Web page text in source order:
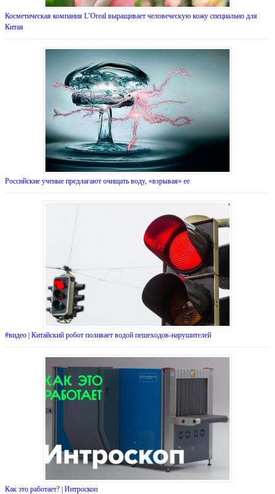
Косметическая компания L’Oreal выращивает человеческую кожу специально для
Китая
Российские ученые предлагают очищать воду, «взрывая» ее
#видео | Китайский робот поливает водой пешеходов-нарушителей
Как это работает? | Интроскоп